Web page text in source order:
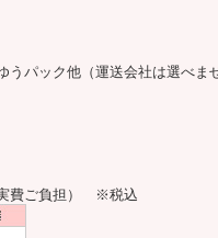
パック他（運送会社は選べませ
実費ご負担） ※税込